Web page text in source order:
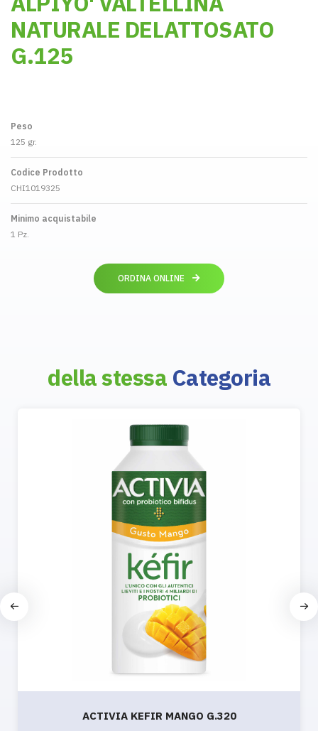
NATURALE DELATTOSATO
G.125
Peso
125 gr.
Codice Prodotto
CHI1019325
Minimo acquistabile
1 Pz.
ORDINA ONLINE
della stessa Categoria
ACTIVIA KEFIR MANGO G.320